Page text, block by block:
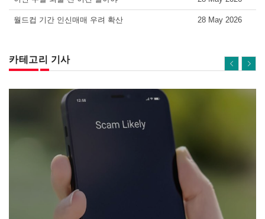
월드컵 기간 인신매매 우려 확산 28 May 2026
카테고리 기사